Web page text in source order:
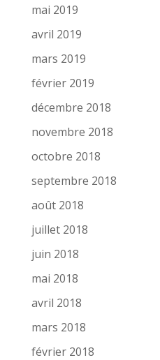
mai 2019
avril 2019
mars 2019
février 2019
décembre 2018
novembre 2018
octobre 2018
septembre 2018
août 2018
juillet 2018
juin 2018
mai 2018
avril 2018
mars 2018
février 2018